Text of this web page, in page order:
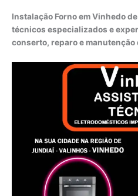
Instalação Forno em Vinhedo
técnicos especializados e
conserto, reparo e